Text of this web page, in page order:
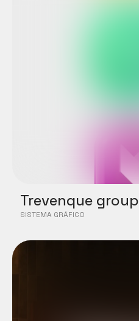
Trevenque group
SISTEMA GRÁFICO